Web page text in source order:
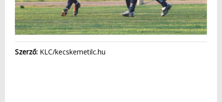
Szerző: KLC/kecskemetilc.hu